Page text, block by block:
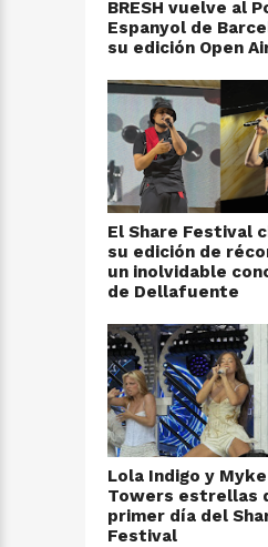
BRESH vuelve al
Espanyol de
su edición Open
El Share Festival
su edición de
un inolvidable
de Dellafuente
Lola Indigo y Myke
Towers estrellas
primer día del
Festival